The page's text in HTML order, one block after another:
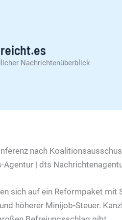
Nachrichtenüberblick
sich auf ein Reformpaket
höherer Minijob-Steuer.